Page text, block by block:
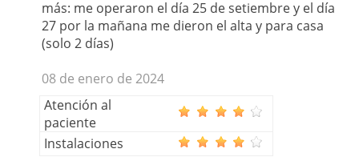
más: me operaron el día 25 de setiembre y el día
27 por la mañana me dieron el alta y para casa
(solo 2 días)
08 de enero de 2024
Atención al
paciente
Instalaciones